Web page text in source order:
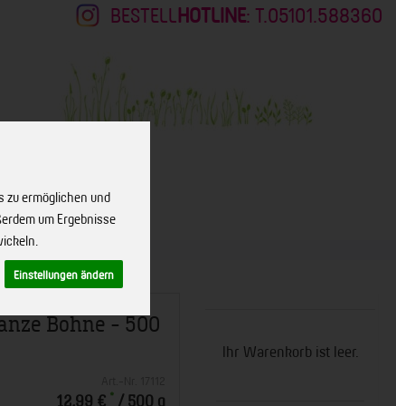
zu ermöglichen und
um Ergebnisse
Einstellungen ändern
BESTELL HOTLINE: T.05101.588360
Bohne - 500
12,99 € * / 500 g
Ihr Warenkorb ist leer.